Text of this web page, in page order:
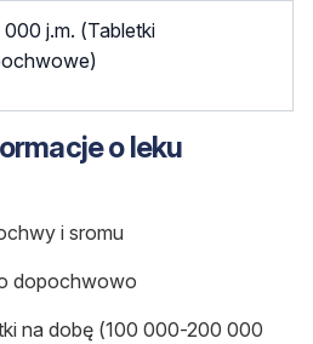
000 j.m. (Tabletki
o leku
i sromu
dopochwowo
na dobę (100 000-200 000